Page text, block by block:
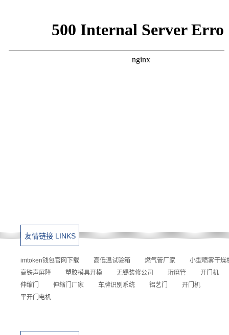
友情链接 LINKS
imtoken钱包官网下载 高低温试验箱 燃气管厂家
小型喷雾干燥
高铁声屏障
塑胶模具开模 无锡装修公司 珩磨管
开门机
伸缩门
伸缩门厂家 车牌识别系统 铝艺门
开门机
平开门电机